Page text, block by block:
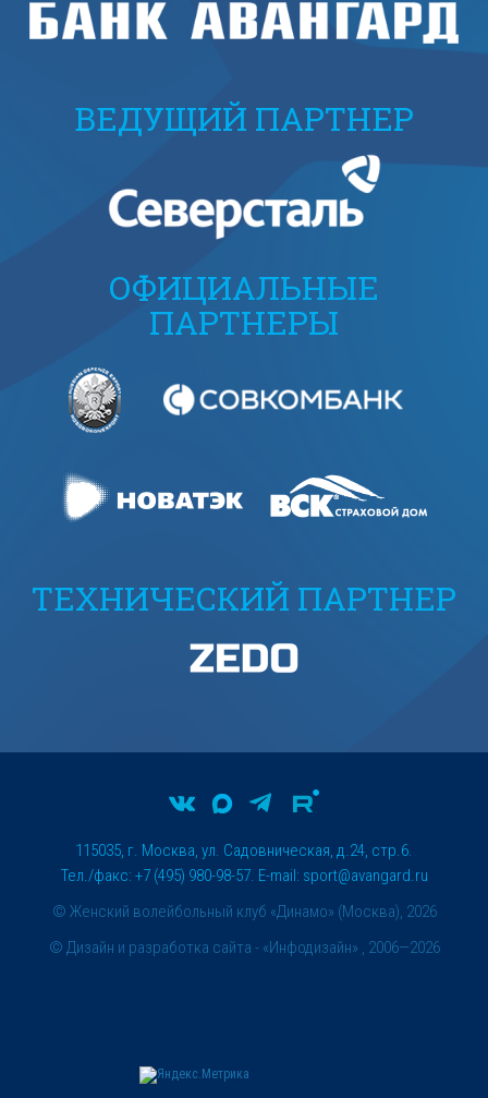
ВЕДУЩИЙ ПАРТНЕР
ОФИЦИАЛЬНЫЕ
ПАРТНЕРЫ
ТЕХНИЧЕСКИЙ ПАРТНЕР
© Женский волейбольный клуб «Динамо» (Москва), 2026
115035, г. Москва, ул. Садовническая, д.24, стр.6.
Тел./факс: +7 (495) 980-98-57. E-mail: sport@avangard.ru
© Дизайн и разработка сайта - «Инфодизайн» , 2006—2026